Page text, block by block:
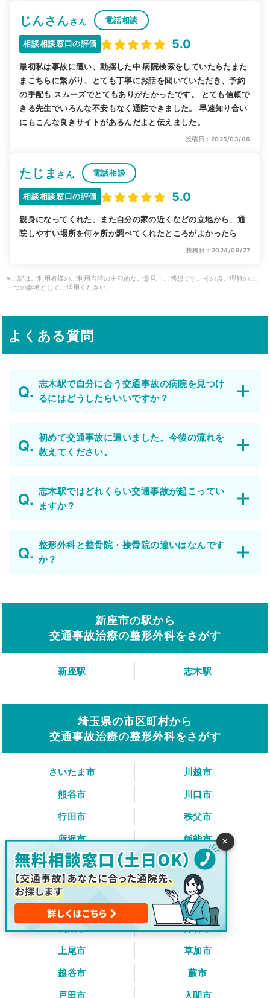
じんさんさん 電話相談
相談相談窓口の評価 5.0
最初私は事故に遭い、動揺した中 病院検索をしていたらたまた
まこちらに繋がり、とても丁寧にお話を聞いていただき、予約
の手配も スムーズでとてもありがたかったです。 とても信頼で
きる先生でいろんな不安もなく通院できました。 早速知り合い
にもこんな良きサイトがあるんだよと伝えました。
投稿日：2025/03/06
たじま さん 電話相談
相談相談窓口の評価 5.0
親身になってくれた、また自分の家の近くなどの立地から、通
院しやすい場所を何ヶ所か調べてくれたところがよかったら
投稿日：2024/09/27
※上記はご利用者様のご利用当時の主観的なご意見・ご感想です。その点ご理解の上、
一つの参考としてご活用ください。
よくある質問
志木駅で自分に合う交通事故の病院を見つけ
るにはどうしたらいいですか？
初めて交通事故に遭いました。今後の流れを
教えてください。
志木駅ではどれくらい交通事故が起こってい
ますか？
整形外科と整骨院・接骨院の違いはなんです
か？
新座市の駅から
交通事故治療の整形外科をさがす
新座駅 志木駅
埼玉県の市区町村から
交通事故治療の整形外科をさがす
さいたま市
川越市
熊谷市
川口市
行田市
秩父市
所沢市
飯能市
加須市
本庄市
東松山市
春日部市
狭山市
羽生市
鴻巣市
深谷市
上尾市
草加市
越谷市
蕨市
戸田市
入間市
×